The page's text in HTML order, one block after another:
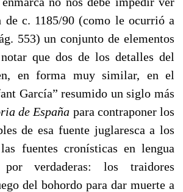
de c. 1185/90 (como le ocurrió a
553) un conjunto de elementos
que dos de los detalles del
en forma muy similar, en el
García” resumido un siglo más
de España para contraponer los
de esa fuente juglaresca a los
fuentes cronísticas en lengua
verdaderas: los traidores
del bohordo para dar muerte a